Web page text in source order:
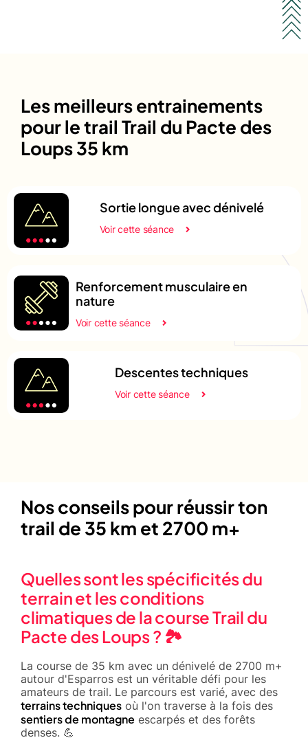
Les meilleurs entrainements
pour le trail Trail du Pacte des
Loups 35 km
Sortie longue avec dénivelé
Voir cette séance
Renforcement musculaire en
nature
Voir cette séance
Descentes techniques
Voir cette séance
Nos conseils pour réussir ton
trail de 35 km et 2700 m+
Quelles sont les spécificités du
terrain et les conditions
climatiques de la course Trail du
Pacte des Loups ? 🏞️
La course de 35 km avec un dénivelé de 2700 m+
autour d'Esparros est un véritable défi pour les
amateurs de trail. Le parcours est varié, avec des
terrains techniques où l'on traverse à la fois des
sentiers de montagne escarpés et des forêts
denses. 💪